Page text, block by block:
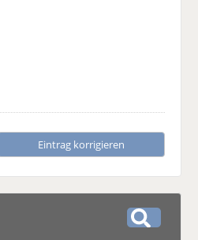
Eintrag korrigieren